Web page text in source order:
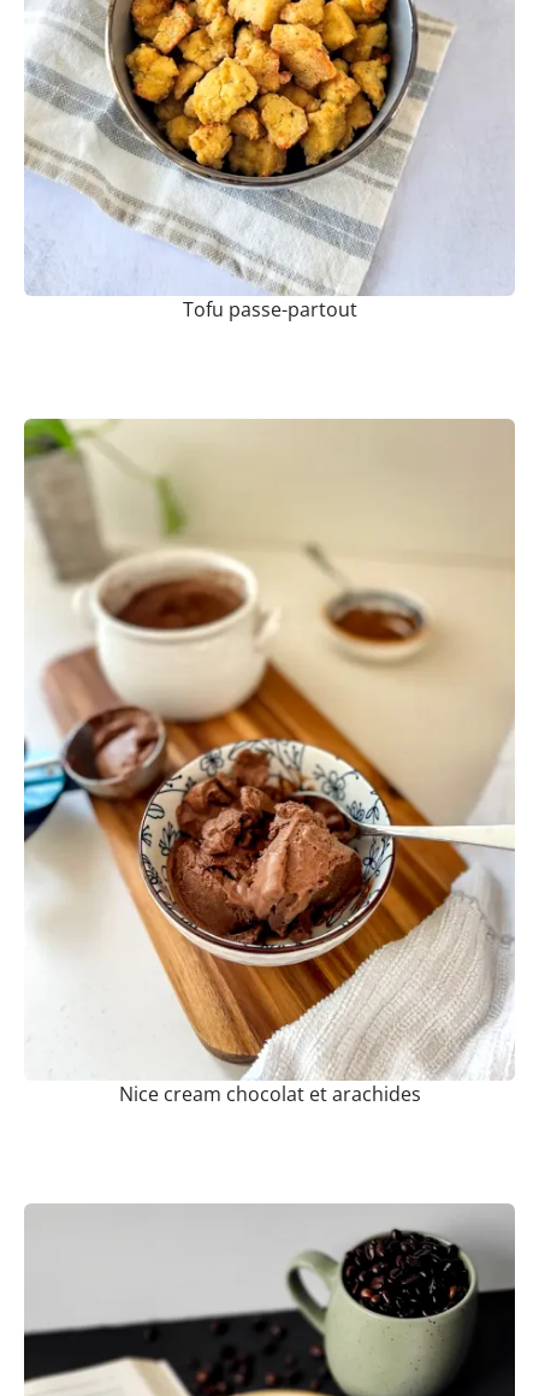
Tofu passe-partout
Nice cream chocolat et arachides